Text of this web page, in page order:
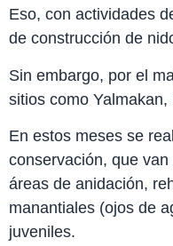
Eso, con actividades
de construcción de
Sin embargo, por el
sitios como
En estos meses se
conservación, que
áreas de anidación,
manantiales (ojos de
juveniles.